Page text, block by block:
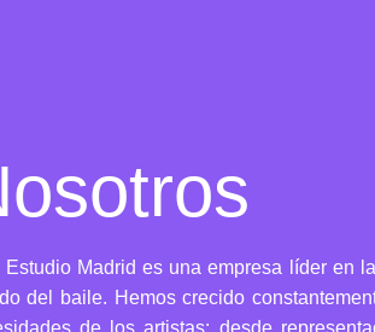
Estudio Madrid es una empresa líder en
del baile. Hemos crecido